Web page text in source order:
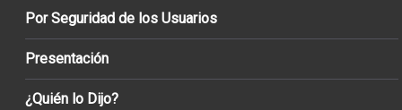
Por Seguridad de los Usuarios
Presentación
¿Quién lo Dijo?